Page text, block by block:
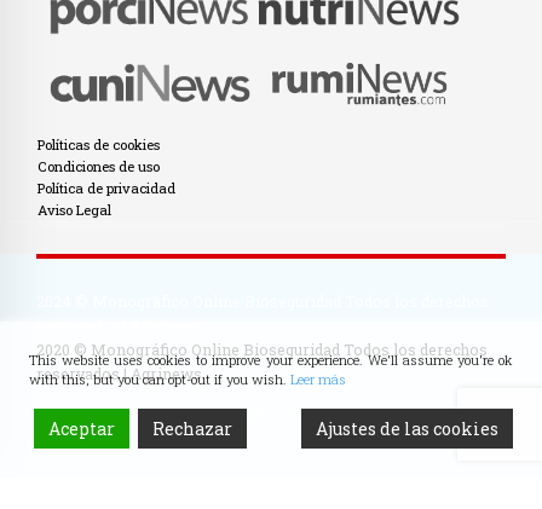
Políticas de cookies
Condiciones de uso
Política de privacidad
Aviso Legal
2020 © Monográfico Online Bioseguridad Todos los derechos
reservados | Agrinews
2024 © Monográfico Online Bioseguridad Todos los derechos
reservados | Agrinews
This website uses cookies to improve your experience. We'll assume you're ok
with this, but you can opt-out if you wish. Leer más
Aceptar Rechazar Ajustes de las cookies